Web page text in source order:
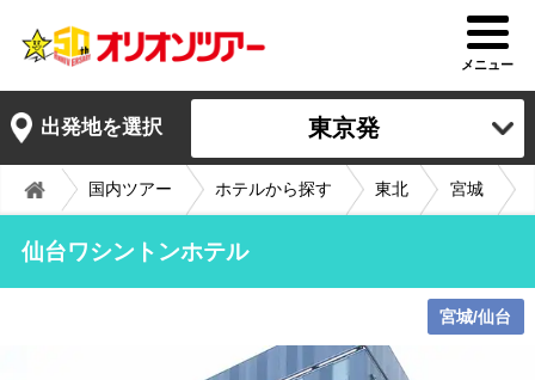
メニュー
出発地を選択 東京発
国内ツアー ホテルから探す 東北 宮城
仙台ワシントンホテル
宮城/仙台